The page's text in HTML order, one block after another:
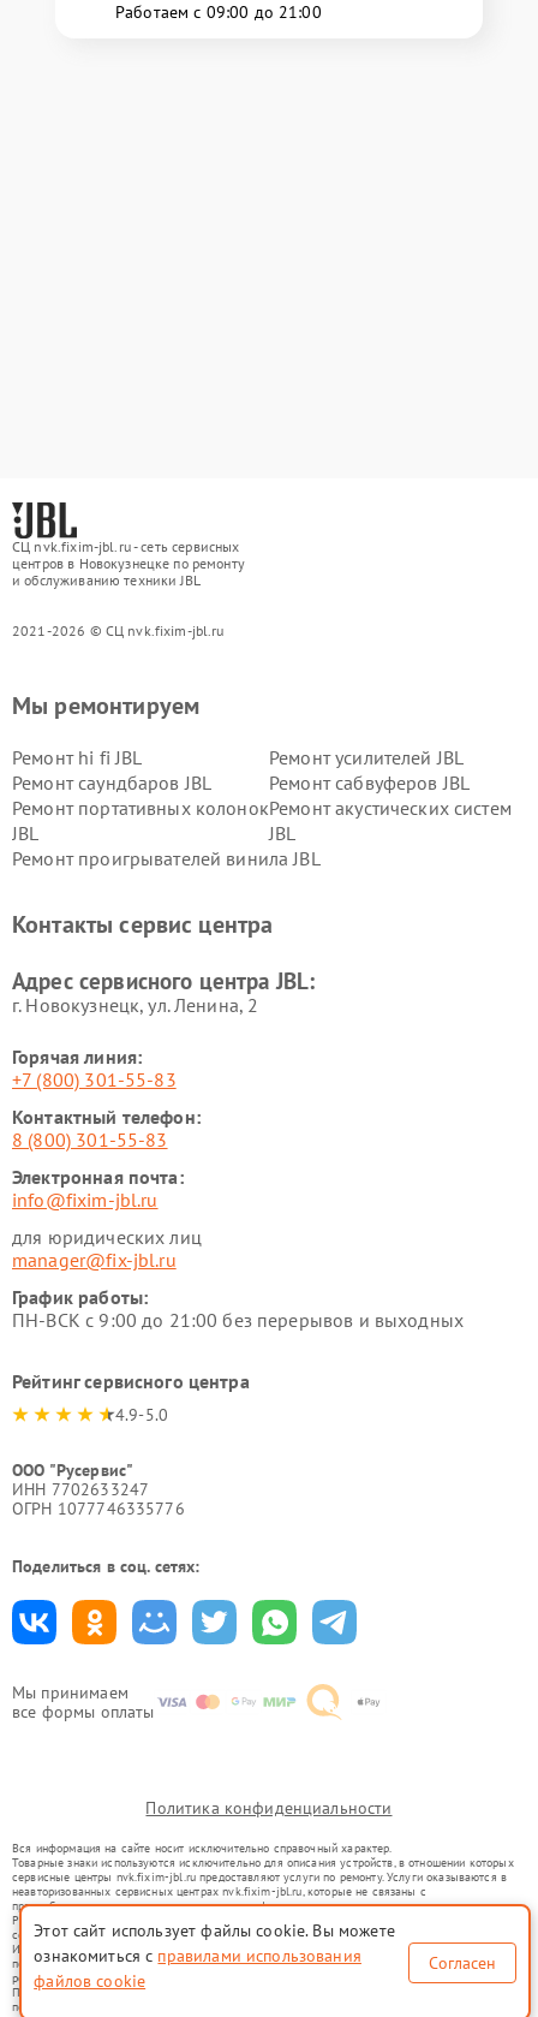
Работаем с 09:00 до 21:00
СЦ nvk.fixim-jbl.ru - сеть сервисных
центров в Новокузнецке по ремонту
и обслуживанию техники JBL
2021-2026 © СЦ nvk.fixim-jbl.ru
Мы принимаем
все формы оплаты
Мы ремонтируем
Ремонт hi fi JBL
Ремонт усилителей JBL
Ремонт саундбаров JBL
Ремонт сабвуферов JBL
Ремонт портативных колонок
JBL
Ремонт акустических систем
JBL
Ремонт проигрывателей винила JBL
Контакты сервис центра
Адрес сервисного центра JBL:
г. Новокузнецк, ул. Ленина, 2
Горячая линия:
+7 (800) 301-55-83
Контактный телефон:
8 (800) 301-55-83
Электронная почта:
info@fixim-jbl.ru
для юридических лиц
manager@fix-jbl.ru
График работы:
ПН-ВСК с 9:00 до 21:00 без перерывов и выходных
Рейтинг сервисного центра
4.9-5.0
ООО "Русервис"
ИНН 7702633247
ОГРН 1077746335776
Поделиться в соц. сетях:
Политика конфиденциальности
Вся информация на сайте носит исключительно справочный характер.
Товарные знаки используются исключительно для описания устройств, в отношении которых
сервисные центры nvk.fixim-jbl.ru предоставляют услуги по ремонту. Услуги оказываются в
неавторизованных сервисных центрах nvk.fixim-jbl.ru, которые не связаны с
правообладателями товарных знаков или их официальными представителями.
Ремонт осуществляется для устройств, уже введенных в гражданский оборот в соответствии
со статьей 1487 ГК РФ.
Использование товарных знаков не преследует цели индивидуализации услуг или введения
потребителей в заблуждение, а служит для информирования о предоставляемых услугах по
ремонту техники указанных брендов.
Представленная на сайте информация не является публичной офертой, определяемой
положениями Статьи 437(2) Гражданского кодекса РФ
Этот сайт использует файлы cookie. Вы можете
ознакомиться с правилами использования
файлов cookie
Согласен